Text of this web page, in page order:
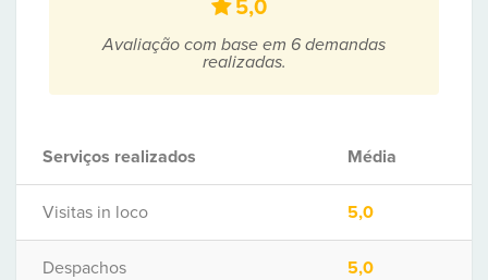
5,0
Avaliação com base em 6 demandas
realizadas.
Serviços realizados Média
Visitas in loco 5,0
Despachos 5,0